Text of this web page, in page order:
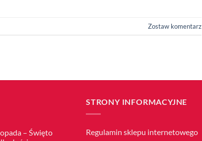
Zostaw komentarz
– Święto
STRONY INFORMACYJNE
Regulamin sklepu internetowego